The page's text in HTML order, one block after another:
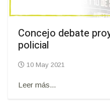
Concejo debate
policial
10 May 2021
Leer más...